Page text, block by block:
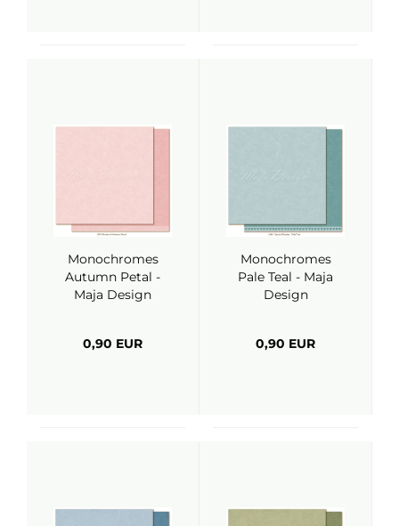
Monochromes
Autumn Petal -
Maja Design
0,90 EUR
Monochromes
Pale Teal - Maja
Design
0,90 EUR